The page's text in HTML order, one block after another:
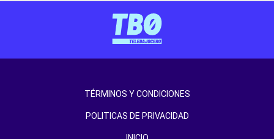
TÉRMINOS Y CONDICIONES
POLITICAS DE PRIVACIDAD